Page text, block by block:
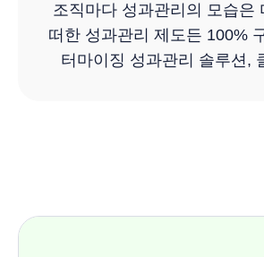
조직마다 성과관리의 모습은
떠한 성과관리 제도든 100%
터마이징 성과관리 솔루션,